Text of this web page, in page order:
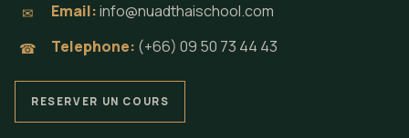
✉ Email:info@nuadthaischool.com
☎ Telephone: (+66) 09 50 73 44 43
RESERVER UN COURS